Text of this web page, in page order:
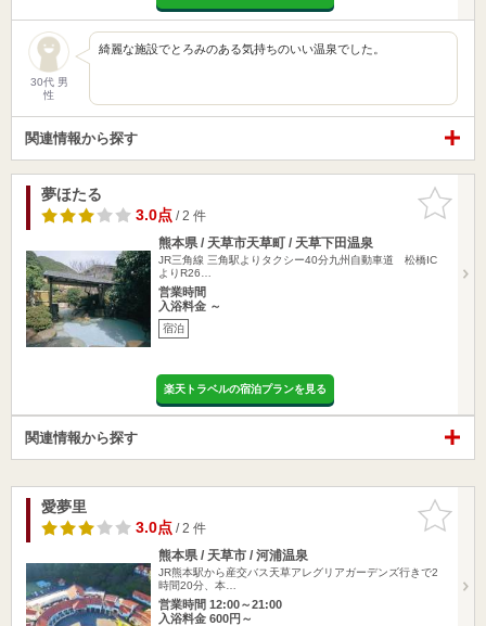
30代 男
性
綺麗な施設でとろみのある気持ちのいい温泉でした。
関連情報から探す
お気に入
りに追加
夢ほたる
3.0点/ 2 件
熊本県 / 天草市天草町 / 天草下田温泉
JR三角線 三角駅よりタクシー40分九州自動車道 松橋IC
よりR26…
営業時間
入浴料金 ～
宿泊
楽天トラベルの宿泊プランを見る
関連情報から探す
お気に入
りに追加
愛夢里
3.0点/ 2 件
熊本県 / 天草市 / 河浦温泉
JR熊本駅から産交バス天草アレグリアガーデンズ行きで2
時間20分、本…
営業時間 12:00～21:00
入浴料金 600円～